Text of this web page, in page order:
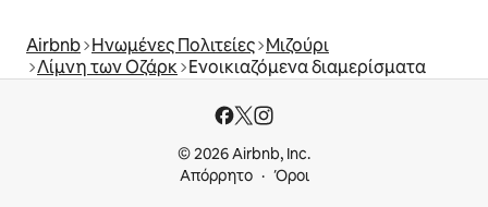
Airbnb Ηνωμένες Πολιτείες Μιζούρι
Λίμνη των Οζάρκ Ενοικιαζόμενα διαμερίσματα
© 2026 Airbnb, Inc.
Απόρρητο
Όροι